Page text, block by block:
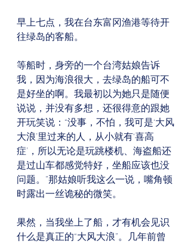
早上七点，我在台东富冈渔港等待开
往绿岛的客船。
等船时，身旁的一个台湾姑娘告诉
我，因为海浪很大，去绿岛的船可不
是好坐的啊。我最初以为她只是随便
说说，并没有多想，还很得意的跟她
开玩笑说：“没事，不怕，我可是‘大风
大浪’里过来的人，从小就有‘喜高
症’，所以无论是玩跳楼机、海盗船还
是过山车都感觉特好，坐船应该也没
问题。”那姑娘听我这么一说，嘴角顿
时露出一丝诡秘的微笑。
果然，当我坐上了船，才有机会见识
什么是真正的“大风大浪”。几年前曾